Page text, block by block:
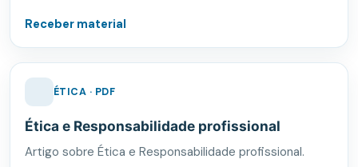
Receber material
ÉTICA · PDF
Ética e Responsabilidade profissional
Artigo sobre Ética e Responsabilidade profissional.